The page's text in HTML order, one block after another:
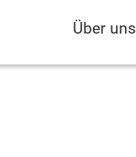
Über uns